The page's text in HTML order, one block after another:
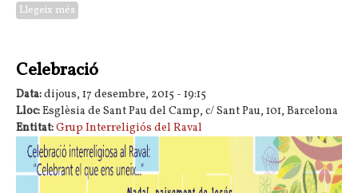
Llegeix més
Celebració
Data:dijous, 17 desembre, 2015 - 19:15
Lloc:Esglèsia de Sant Pau del Camp, c/ Sant Pau, 101, Barcelona
Entitat:Grup Interreligiós del Raval